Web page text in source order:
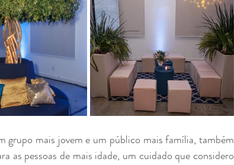
mais jovem e um público mais família, também
as pessoas de mais idade, um cuidado que considero